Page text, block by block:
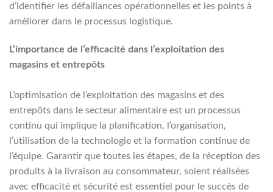
d’identifier les défaillances opérationnelles et les points à
améliorer dans le processus logistique.
L’importance de l’efficacité dans l’exploitation des
magasins et entrepôts
L’optimisation de l’exploitation des magasins et des
entrepôts dans le secteur alimentaire est un processus
continu qui implique la planification, l’organisation,
l’utilisation de la technologie et la formation continue de
l’équipe. Garantir que toutes les étapes, de la réception des
produits à la livraison au consommateur, soient réalisées
avec efficacité et sécurité est essentiel pour le succès de